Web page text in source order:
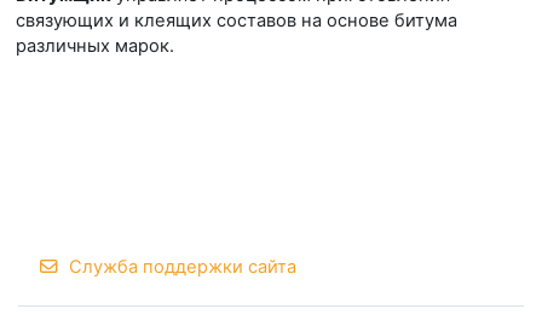
связующих и клеящих составов на основе битума
различных марок.
Служба поддержки сайта